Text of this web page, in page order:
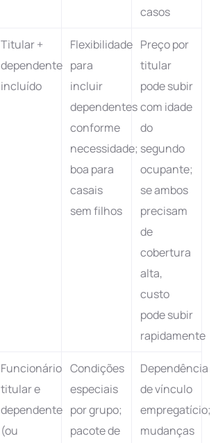
casos
Titular +
dependente
incluído
Flexibilidade
para
incluir
dependentes
conforme
necessidade;
boa para
casais
sem filhos
Preço por
titular
pode subir
com idade
do
segundo
ocupante;
se ambos
precisam
de
cobertura
alta,
custo
pode subir
rapidamente
Funcionário
titular e
dependente
(ou
Condições
especiais
por grupo;
pacote de
Dependência
de vínculo
empregatício;
mudanças